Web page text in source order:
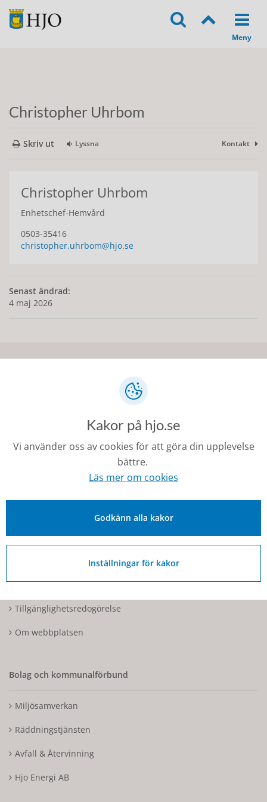
Christopher Uhrbom
Skriv ut Lyssna Kontakt
Christopher Uhrbom
Enhetschef-Hemvård
0503-35416
christopher.uhrbom@hjo.se
Senast ändrad:
4 maj 2026
Besöks- och postadress: Torggatan 2, 544 30 Hjo
Fakturaadress: Box 97, 544 22 Hjo
Organisationsnummer: 212000-1728
Tillgänglighetsdatabasen
Tillgänglighetsredogörelse
Om webbplatsen
Bolag och kommunalförbund
Miljösamverkan
Räddningstjänsten
Avfall & Återvinning
Hjo Energi AB
Kakor på hjo.se
Vi använder oss av cookies för att göra din upplevelse
bättre.
Läs mer om cookies
Godkänn alla kakor
Inställningar för kakor